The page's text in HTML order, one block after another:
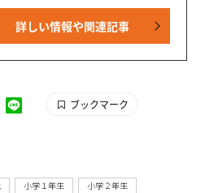
の執筆など。BIRDER編集委
科学技術ジャーナリスト会議会
詳しい情報や関連記事
ブックマーク
小学１年生
小学２年生